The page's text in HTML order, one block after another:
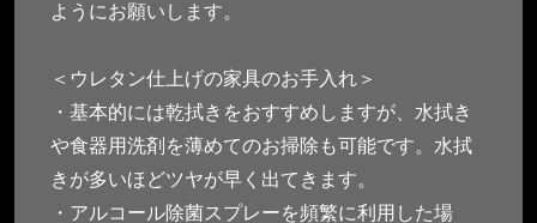
ようにお願いします。
＜ウレタン仕上げの家具のお手入れ＞
・基本的には乾拭きをおすすめしますが、水拭き
や食器用洗剤を薄めてのお掃除も可能です。水拭
きが多いほどツヤが早く出てきます。
・アルコール除菌スプレーを頻繁に利用した場